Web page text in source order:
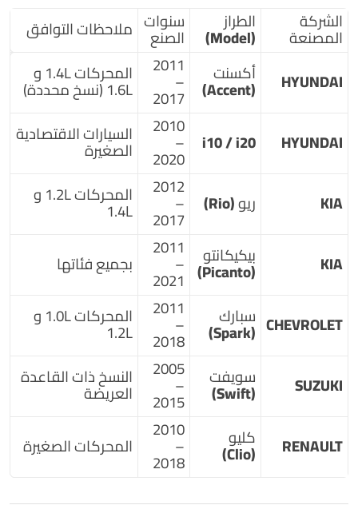
الشركة
المصنعة
الطراز
(Model)
سنوات
الصنع
ملاحظات التوافق
HYUNDAI
أكسنت
(Accent)
2011
–
2017
المحركات 1.4L و
1.6L (نسخ محددة)
HYUNDAI
i10 / i20
2010
–
2020
السيارات الاقتصادية
الصغيرة
KIA
ريو (Rio)
2012
–
2017
المحركات 1.2L و
1.4L
KIA
بيكيكانتو
(Picanto)
2011
–
2021
بجميع فئاتها
CHEVROLET سبارك
(Spark)
2011
–
2018
المحركات 1.0L و
1.2L
SUZUKI
سويفت
(Swift)
2005
–
2015
النسخ ذات القاعدة
العريضة
RENAULT
كليو
(Clio)
2010
–
2018
المحركات الصغيرة